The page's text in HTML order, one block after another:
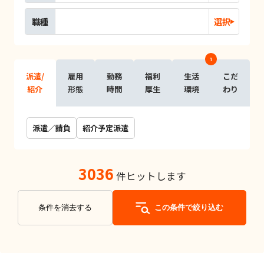
職種 選択
派遣/
紹介
雇用
形態
勤務
時間
福利
厚生
生活
環境
1
こだ
わり
派遣／請負 紹介予定派遣
3036 件ヒットします
条件を消去する この条件で絞り込む